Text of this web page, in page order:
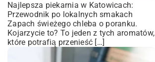
Najlepsza piekarnia w Katowicach:
Przewodnik po lokalnych smakach
Zapach świeżego chleba o poranku.
Kojarzycie to? To jeden z tych aromatów,
które potrafią przenieść […]